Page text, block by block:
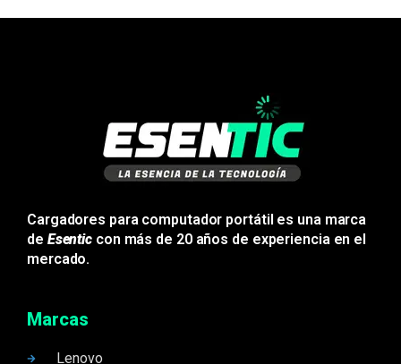
Cargadores para computador portátil es una marca
de Esentic con más de 20 años de experiencia en el
mercado.
Marcas
Lenovo